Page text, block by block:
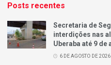
Posts recentes
Secretaria de
interdições nas
Uberaba até 9 de
6 DE AGOSTO DE 2026